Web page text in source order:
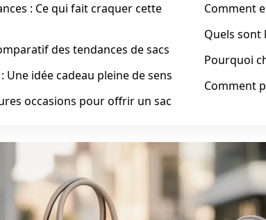
: Ce qui fait craquer cette
des tendances de sacs
Une idée cadeau pleine de sens
occasions pour offrir un sac
Comment
Quels sont
Pourquoi
Comment